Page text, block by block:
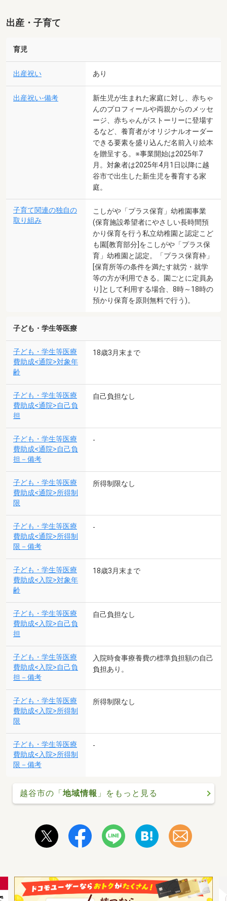
出産・子育て
育児
出産祝い あり
出産祝い-備考
新生児が生まれた家庭に対し、赤ちゃ
んのプロフィールや両親からのメッセ
ージ、赤ちゃんがストーリーに登場す
るなど、養育者がオリジナルオーダー
できる要素を盛り込んだ名前入り絵本
を贈呈する。※事業開始は2025年7
月。対象者は2025年4月1日以降に越
谷市で出生した新生児を養育する家
庭。
子育て関連の独自の
取り組み
こしがや「プラス保育」幼稚園事業
(保育施設希望者にやさしい長時間預
かり保育を行う私立幼稚園と認定こど
も園[教育部分]をこしがや「プラス保
育」幼稚園と認定。「プラス保育枠」
[保育所等の条件を満たす就労・就学
等の方が利用できる。園ごとに定員あ
り]として利用する場合、8時～18時の
預かり保育を原則無料で行う)。
子ども・学生等医療
子ども・学生等医療
費助成<通院>対象年
齢
18歳3月末まで
子ども・学生等医療
費助成<通院>自己負
担
自己負担なし
子ども・学生等医療
費助成<通院>自己負
担－備考
-
子ども・学生等医療
費助成<通院>所得制
限
所得制限なし
子ども・学生等医療
費助成<通院>所得制
限－備考
-
子ども・学生等医療
費助成<入院>対象年
齢
18歳3月末まで
子ども・学生等医療
費助成<入院>自己負
担
自己負担なし
子ども・学生等医療
費助成<入院>自己負
担－備考
入院時食事療養費の標準負担額の自己
負担あり。
子ども・学生等医療
費助成<入院>所得制
限
所得制限なし
子ども・学生等医療
費助成<入院>所得制
限－備考
-
越谷市の「 地域情報 」をもっと見る